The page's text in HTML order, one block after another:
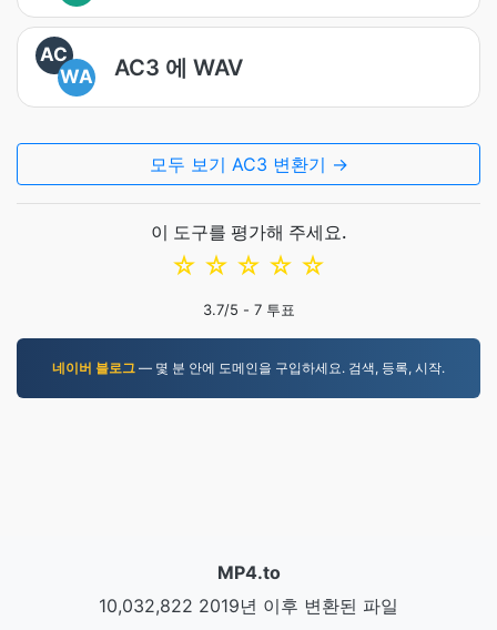
AC
WA
AC3 에 WAV
모두 보기 AC3 변환기 →
이 도구를 평가해 주세요.
☆
☆
☆
☆
☆
3.7/5 - 7투표
네이버 블로그 — 몇 분 안에 도메인을 구입하세요. 검색, 등록, 시작.
MP4.to
10,032,822 2019년 이후 변환된 파일